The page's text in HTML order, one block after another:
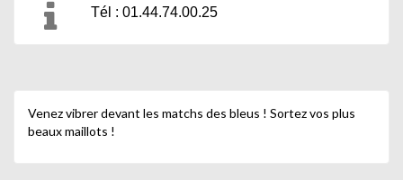
Tél : 01.44.74.00.25
Venez vibrer devant les matchs des bleus ! Sortez vos plus
beaux maillots !